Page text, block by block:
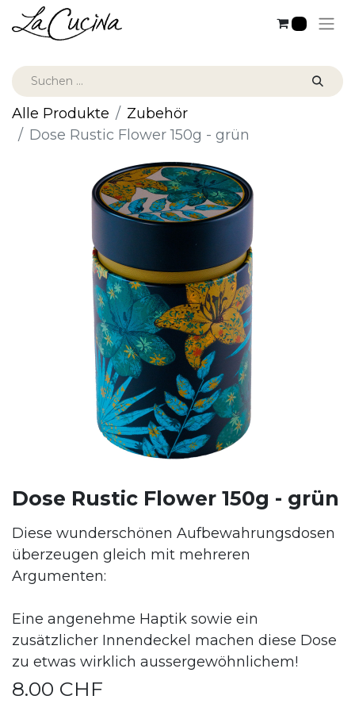
Alle Produkte
Zubehör
Dose Rustic Flower 150g - grün
Dose Rustic Flower 150g - grün
Diese wunderschönen Aufbewahrungsdosen
überzeugen gleich mit mehreren
Argumenten:
Eine angenehme Haptik sowie ein
zusätzlicher Innendeckel machen diese Dose
zu etwas wirklich aussergewöhnlichem!
8.00 CHF